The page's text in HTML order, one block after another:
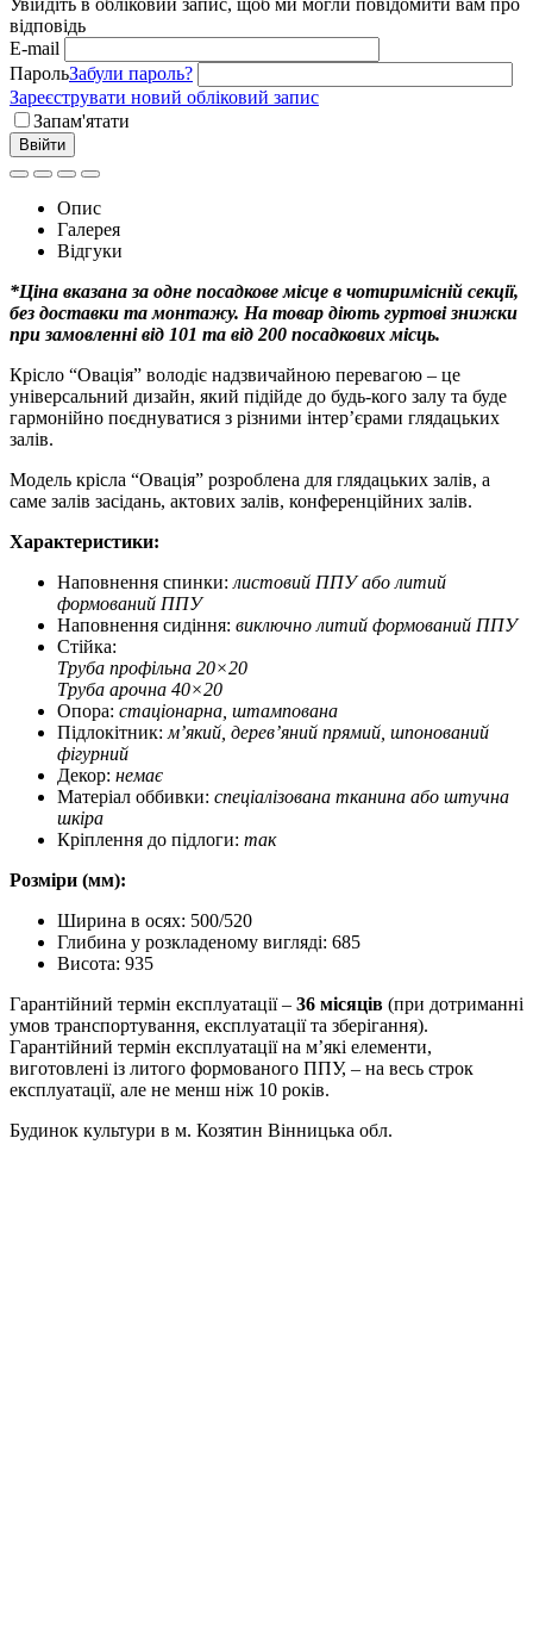
відповідь
E-mail
ПарольЗабули пароль?
Зареєструвати новий обліковий запис
Запам'ятати
Ввійти
Опис
Галерея
Відгуки
*Ціна вказана за одне посадкове місце в чотиримісній секції,
без доставки та монтажу. На товар діють гуртові знижки
при замовленні від 101 та від 200 посадкових місць.
Крісло “Овація” володіє надзвичайною перевагою – це
універсальний дизайн, який підійде до будь-кого залу та буде
гармонійно поєднуватися з різними інтер’єрами глядацьких
залів.
Модель крісла “Овація” розроблена для глядацьких залів, а
саме залів засідань, актових залів, конференційних залів.
Характеристики:
Наповнення спинки: листовий ППУ або литий
формований ППУ
Наповнення сидіння: виключно литий формований ППУ
Стійка:
Труба профільна 20×20
Труба арочна 40×20
Опора: стаціонарна, штампована
Підлокітник: м’який, дерев’яний прямий, шпонований
фігурний
Декор: немає
Матеріал оббивки: спеціалізована тканина або штучна
шкіра
Кріплення до підлоги: так
Розміри (мм):
Ширина в осях: 500/520
Глибина у розкладеному вигляді: 685
Висота: 935
Гарантійний термін експлуатації – 36 місяців (при дотриманні
умов транспортування, експлуатації та зберігання).
Гарантійний термін експлуатації на м’які елементи,
виготовлені із литого формованого ППУ, – на весь строк
експлуатації, але не менш ніж 10 років.
Будинок культури в м. Козятин Вінницька обл.